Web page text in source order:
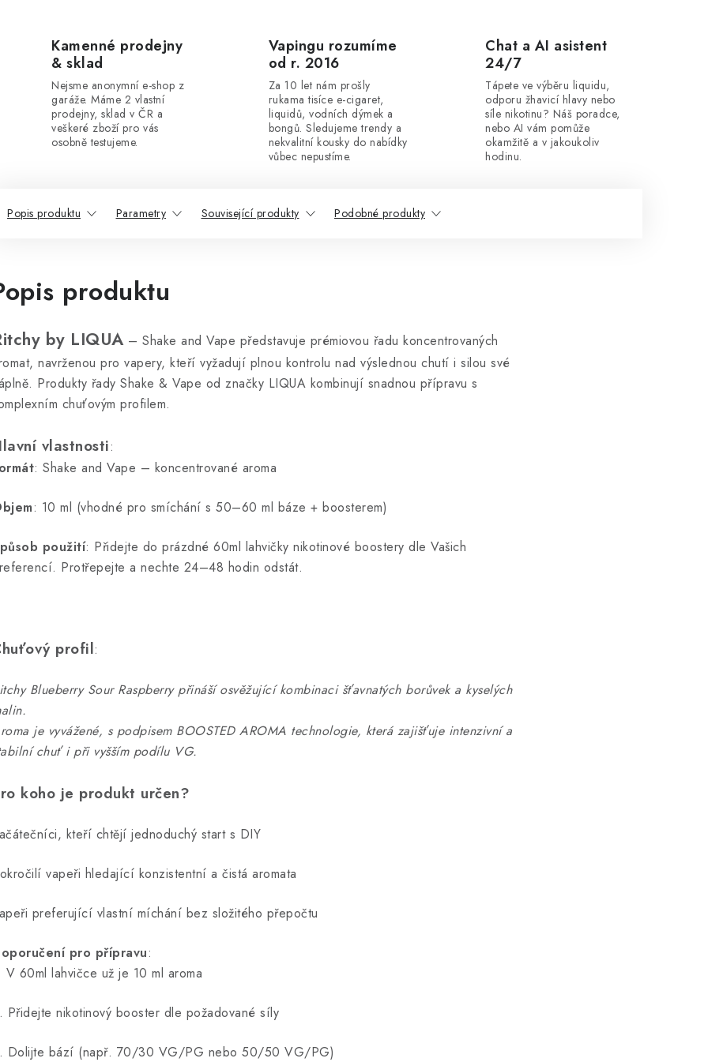
Kamenné prodejny
& sklad
Nejsme anonymní e-shop z
garáže. Máme 2 vlastní
prodejny, sklad v ČR a
veškeré zboží pro vás
osobně testujeme.
Vapingu rozumíme
od r. 2016
Za 10 let nám prošly
rukama tisíce e-cigaret,
liquidů, vodních dýmek a
bongů. Sledujeme trendy a
nekvalitní kousky do nabídky
vůbec nepustíme.
Chat a AI asistent
24/7
Tápete ve výběru liquidu,
odporu žhavicí hlavy nebo
síle nikotinu? Náš poradce,
nebo AI vám pomůže
okamžitě a v jakoukoliv
hodinu.
Popis produktu Parametry Související produkty Podobné produkty
produktu
by LIQUA – Shake and Vape představuje prémiovou řadu koncentrovaných
navrženou pro vapery, kteří vyžadují plnou kontrolu nad výslednou chutí i silou své
Produkty řady Shake & Vape od značky LIQUA kombinují snadnou přípravu s
chuťovým profilem.
vlastnosti:
: Shake and Vape – koncentrované aroma
: 10 ml (vhodné pro smíchání s 50–60 ml báze + boosterem)
použití: Přidejte do prázdné 60ml lahvičky nikotinové boostery dle Vašich
Protřepejte a nechte 24–48 hodin odstát.
profil:
Blueberry Sour Raspberry přináší osvěžující kombinaci šťavnatých borůvek a kyselých
je vyvážené, s podpisem BOOSTED AROMA technologie, která zajišťuje intenzivní a
chuť i při vyšším podílu VG.
koho je produkt určen?
kteří chtějí jednoduchý start s DIY
vapeři hledající konzistentní a čistá aromata
preferující vlastní míchání bez složitého přepočtu
pro přípravu:
V 60ml lahvičce už je 10 ml aroma
Přidejte nikotinový booster dle požadované síly
Dolijte bází (např. 70/30 VG/PG nebo 50/50 VG/PG)